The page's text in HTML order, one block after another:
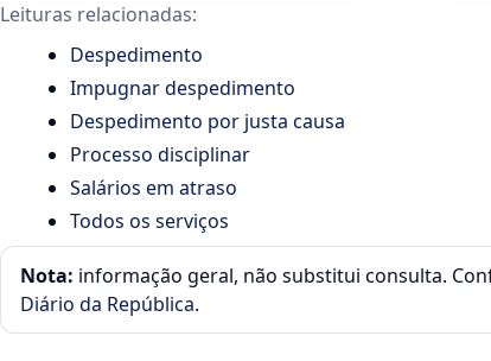
Leituras relacionadas:
Despedimento
Impugnar despedimento
Despedimento por justa causa
Processo disciplinar
Salários em atraso
Todos os serviços
Nota: informação geral, não substitui consulta.
Diário da República.